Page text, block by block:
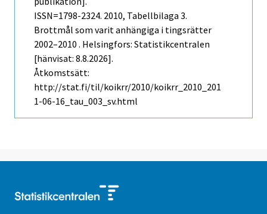
ISSN=1798-2324. 2010, Tabellbilaga 3.
Brottmål som varit anhängiga i tingsrätter
2002–2010 . Helsingfors: Statistikcentralen
[hänvisat: 8.8.2026].
Åtkomstsätt:
http://stat.fi/til/koikrr/2010/koikrr_2010_201
1-06-16_tau_003_sv.html